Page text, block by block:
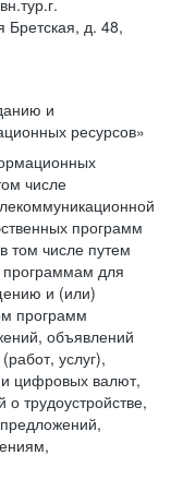
Бретская, д. 48,
и
ресурсов»
числе
программ
том числе путем
программам для
и (или)
программ
объявлений
услуг),
цифровых валют,
трудоустройстве,